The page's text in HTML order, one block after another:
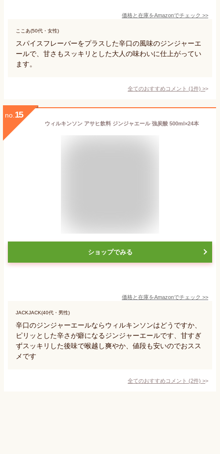
価格と在庫をAmazonでチェック >>
ここあ(50代・女性)
スパイスフレーバーをプラスした辛口の風味のジンジャーエ
ールで、甘さもスッキリとした大人の味わいに仕上がってい
ます。
全てのおすすめコメント (1件) >
no. 15
ウィルキンソン アサヒ飲料 ジンジャエール 強炭酸 500ml×24本
ショップでみる
価格と在庫をAmazonでチェック >>
JACKJACK(40代・男性)
辛口のジンジャーエールならウィルキンソンはどうですか、
ピリッとした辛さが癖になるジンジャーエールです、甘すぎ
ずスッキリした後味で喉越し爽やか、値段も安いのでおスス
メです
全てのおすすめコメント (2件) >